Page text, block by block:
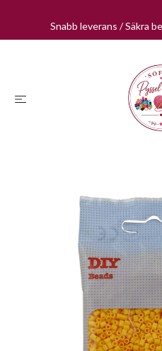
Snabb leverans / Säkra